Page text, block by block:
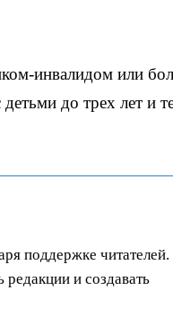
инвалидом или
до трех лет и
поддержке читателей.
и создавать